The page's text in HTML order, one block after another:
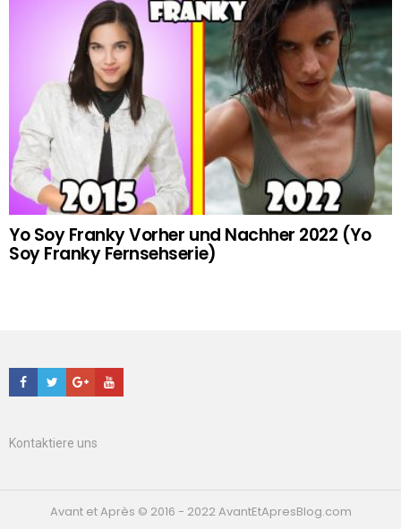
Yo Soy Franky Vorher und Nachher 2022 (Yo
Soy Franky Fernsehserie)
Facebook
TwitterGoogle+Youtube
Kontaktiere uns
Avant et Après © 2016 - 2022 AvantEtApresBlog.com